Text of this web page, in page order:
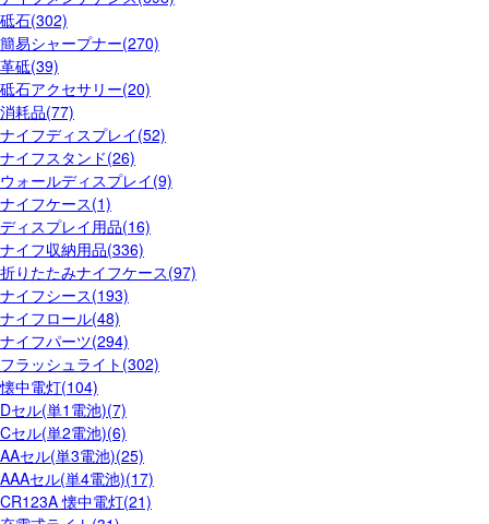
砥石(302)
簡易シャープナー(270)
革砥(39)
砥石アクセサリー(20)
消耗品(77)
ナイフディスプレイ(52)
ナイフスタンド(26)
ウォールディスプレイ(9)
ナイフケース(1)
ディスプレイ用品(16)
ナイフ収納用品(336)
折りたたみナイフケース(97)
ナイフシース(193)
ナイフロール(48)
ナイフパーツ(294)
フラッシュライト(302)
懐中電灯(104)
Dセル(単1電池)(7)
Cセル(単2電池)(6)
AAセル(単3電池)(25)
AAAセル(単4電池)(17)
CR123A 懐中電灯(21)